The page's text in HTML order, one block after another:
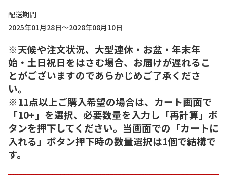
配送期間
2025年01月28日～2028年08月10日
※天候や注文状況、大型連休・お盆・年末年
始・土日祝日をはさむ場合、お届けが遅れるこ
とがございますのであらかじめご了承くださ
い。
※11点以上ご購入希望の場合は、カート画面で
「10+」を選択、必要数量を入力し「再計算」ボ
タンを押下してください。当画面での「カートに
入れる」ボタン押下時の数量選択は1個で結構で
す。